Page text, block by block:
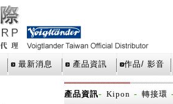
最新消息 產品資訊 作品/ 影音
產品資訊- Kipon - 轉接環